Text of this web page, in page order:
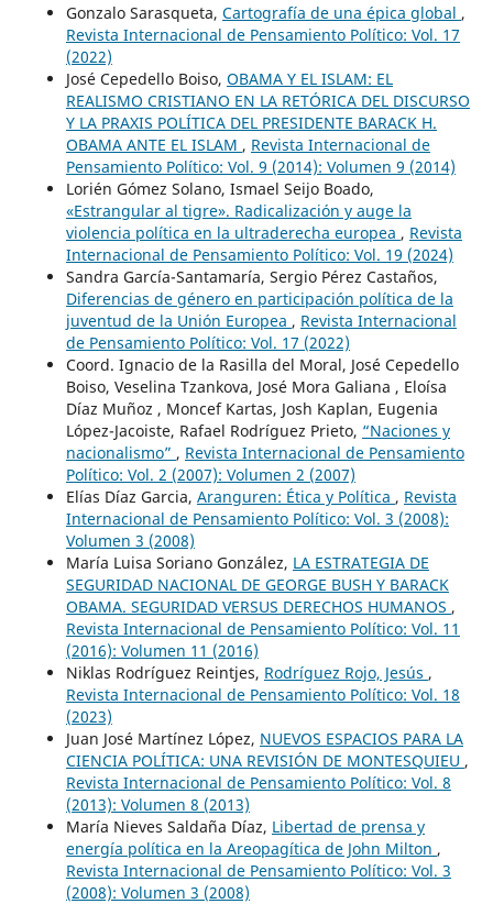
Gonzalo Sarasqueta, Cartografía de una épica global ,
Revista Internacional de Pensamiento Político: Vol. 17
(2022)
José Cepedello Boiso, OBAMA Y EL ISLAM: EL
REALISMO CRISTIANO EN LA RETÓRICA DEL DISCURSO
Y LA PRAXIS POLÍTICA DEL PRESIDENTE BARACK H.
OBAMA ANTE EL ISLAM , Revista Internacional de
Pensamiento Político: Vol. 9 (2014): Volumen 9 (2014)
Lorién Gómez Solano, Ismael Seijo Boado,
«Estrangular al tigre». Radicalización y auge la
violencia política en la ultraderecha europea , Revista
Internacional de Pensamiento Político: Vol. 19 (2024)
Sandra García-Santamaría, Sergio Pérez Castaños,
Diferencias de género en participación política de la
juventud de la Unión Europea , Revista Internacional
de Pensamiento Político: Vol. 17 (2022)
Coord. Ignacio de la Rasilla del Moral, José Cepedello
Boiso, Veselina Tzankova, José Mora Galiana , Eloísa
Díaz Muñoz , Moncef Kartas, Josh Kaplan, Eugenia
López-Jacoiste, Rafael Rodríguez Prieto, “Naciones y
nacionalismo” , Revista Internacional de Pensamiento
Político: Vol. 2 (2007): Volumen 2 (2007)
Elías Díaz Garcia, Aranguren: Ética y Política , Revista
Internacional de Pensamiento Político: Vol. 3 (2008):
Volumen 3 (2008)
María Luisa Soriano González, LA ESTRATEGIA DE
SEGURIDAD NACIONAL DE GEORGE BUSH Y BARACK
OBAMA. SEGURIDAD VERSUS DERECHOS HUMANOS ,
Revista Internacional de Pensamiento Político: Vol. 11
(2016): Volumen 11 (2016)
Niklas Rodríguez Reintjes, Rodríguez Rojo, Jesús ,
Revista Internacional de Pensamiento Político: Vol. 18
(2023)
Juan José Martínez López, NUEVOS ESPACIOS PARA LA
CIENCIA POLÍTICA: UNA REVISIÓN DE MONTESQUIEU ,
Revista Internacional de Pensamiento Político: Vol. 8
(2013): Volumen 8 (2013)
María Nieves Saldaña Díaz, Libertad de prensa y
energía política en la Areopagítica de John Milton ,
Revista Internacional de Pensamiento Político: Vol. 3
(2008): Volumen 3 (2008)